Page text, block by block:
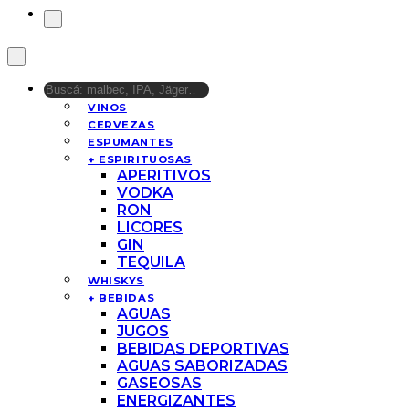
VINOS
CERVEZAS
ESPUMANTES
+ ESPIRITUOSAS
APERITIVOS
VODKA
RON
LICORES
GIN
TEQUILA
WHISKYS
+ BEBIDAS
AGUAS
JUGOS
BEBIDAS DEPORTIVAS
AGUAS SABORIZADAS
GASEOSAS
ENERGIZANTES